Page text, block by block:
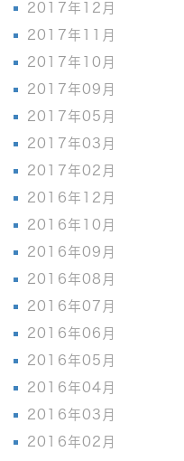
2017年12月
2017年11月
2017年10月
2017年09月
2017年05月
2017年03月
2017年02月
2016年12月
2016年10月
2016年09月
2016年08月
2016年07月
2016年06月
2016年05月
2016年04月
2016年03月
2016年02月